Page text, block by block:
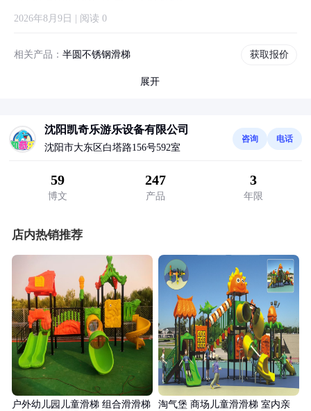
2026年8月9日 | 阅读 0
相关产品： 半圆不锈钢滑梯 获取报价
展开
沈阳凯奇乐游乐设备有限公司
沈阳市大东区白塔路156号592室
咨询 电话
59
博文
247
产品
3
年限
店内热销推荐
户外幼儿园儿童滑梯 组合滑滑梯
淘气堡 商场儿童滑滑梯 室内亲